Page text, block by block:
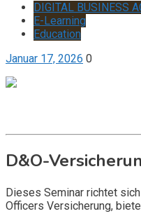
DIGITAL BUSINESS
E-Learning
Education
Januar 17, 2026 0
D&O-
Dieses Seminar richtet
Officers Versicherung,